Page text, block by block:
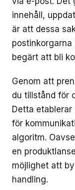
innehåll,
är att dessa
begärt att bli
Genom att
du tillstånd för
Detta
för
algoritm.
en
möjlighet att
handling.